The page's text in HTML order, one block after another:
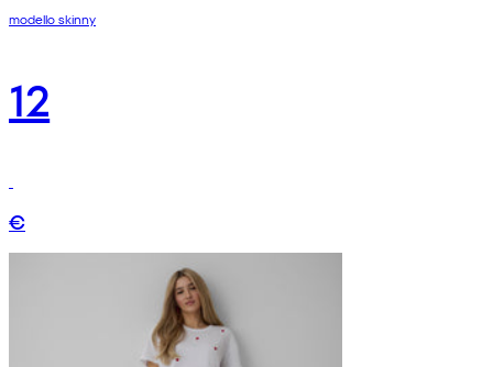
modello skinny
12
€